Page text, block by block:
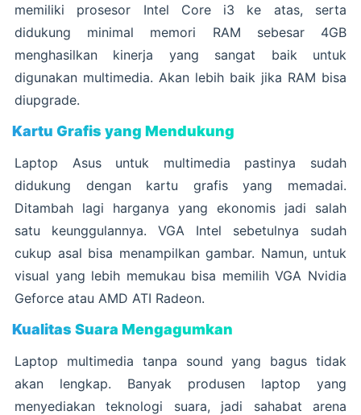
memiliki prosesor Intel Core i3 ke atas, serta
didukung minimal memori RAM sebesar 4GB
menghasilkan kinerja yang sangat baik untuk
digunakan multimedia. Akan lebih baik jika RAM bisa
diupgrade.
Kartu Grafis yang Mendukung
Laptop Asus untuk multimedia pastinya sudah
didukung dengan kartu grafis yang memadai.
Ditambah lagi harganya yang ekonomis jadi salah
satu keunggulannya. VGA Intel sebetulnya sudah
cukup asal bisa menampilkan gambar. Namun, untuk
visual yang lebih memukau bisa memilih VGA Nvidia
Geforce atau AMD ATI Radeon.
Kualitas Suara Mengagumkan
Laptop multimedia tanpa sound yang bagus tidak
akan lengkap. Banyak produsen laptop yang
menyediakan teknologi suara, jadi sahabat arena